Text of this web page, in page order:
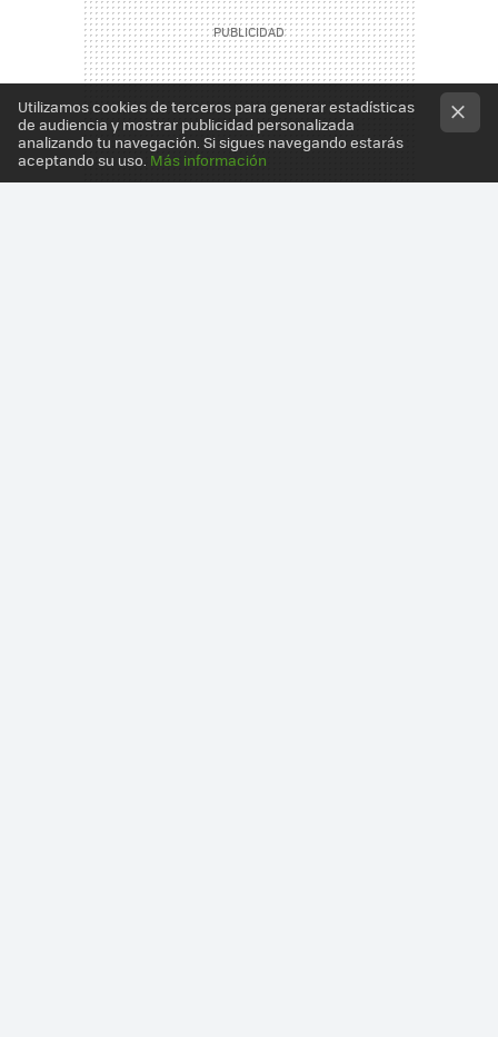
Utilizamos cookies de terceros para generar estadísticas
de audiencia y mostrar publicidad personalizada
analizando tu navegación. Si sigues navegando estarás
aceptando su uso. Más información